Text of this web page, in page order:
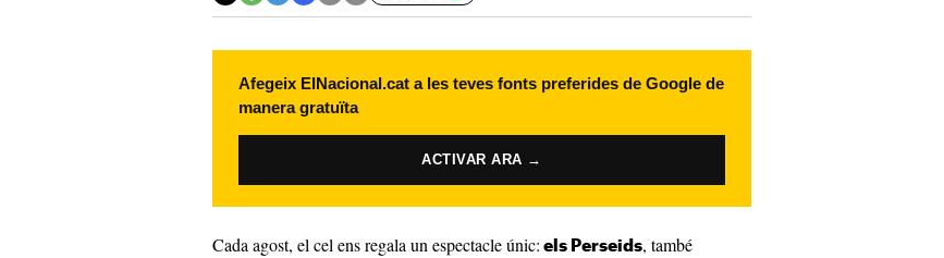
Afegeix ElNacional.cat a les teves fonts preferides de Google de
manera gratuïta
ACTIVAR ARA →
Cada agost, el cel ens regala un espectacle únic: els Perseids, també